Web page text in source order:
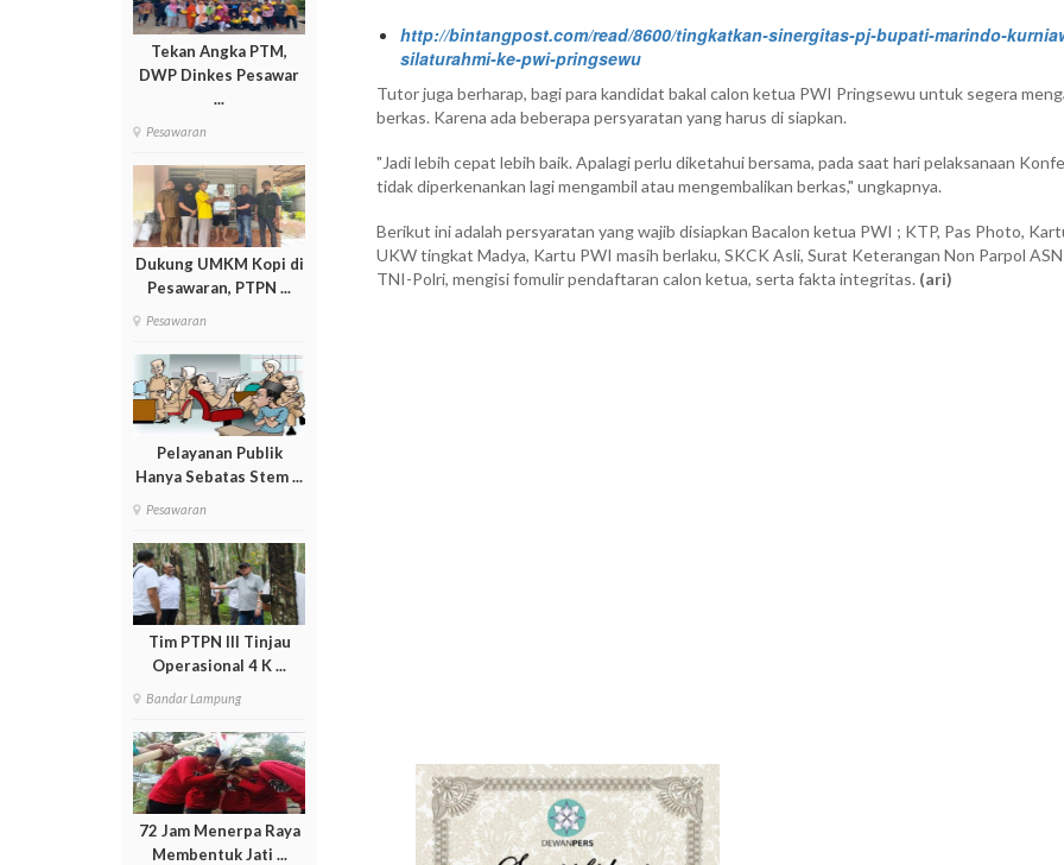
Tekan Angka PTM,
DWP Dinkes Pesawar
...
Pesawaran
Dukung UMKM Kopi di
Pesawaran, PTPN ...
Pesawaran
Pelayanan Publik
Hanya Sebatas Stem ...
Pesawaran
Tim PTPN III Tinjau
Operasional 4 K ...
Bandar Lampung
72 Jam Menerpa Raya
Membentuk Jati ...
http://bintangpost.com/read/8600/tingkatkan-sinergitas-pj-bupati-marindo-
silaturahmi-ke-pwi-pringsewu
Tutor juga berharap, bagi para kandidat bakal calon ketua PWI Pringsewu untuk segera
berkas. Karena ada beberapa persyaratan yang harus di siapkan.
"Jadi lebih cepat lebih baik. Apalagi perlu diketahui bersama, pada saat hari pelaksanaan
tidak diperkenankan lagi mengambil atau mengembalikan berkas," ungkapnya.
Berikut ini adalah persyaratan yang wajib disiapkan Bacalon ketua PWI ; KTP, Pas Photo,
UKW tingkat Madya, Kartu PWI masih berlaku, SKCK Asli, Surat Keterangan Non Parpol
TNI-Polri, mengisi fomulir pendaftaran calon ketua, serta fakta integritas. (ari)